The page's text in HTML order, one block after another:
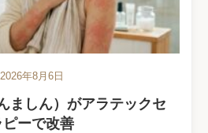
2026年8月6日
ましん）がアラテックセ
ピーで改善